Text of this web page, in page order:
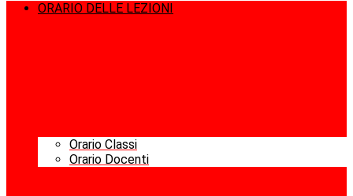
ORARIO DELLE LEZIONI
Orario Classi
Orario Docenti